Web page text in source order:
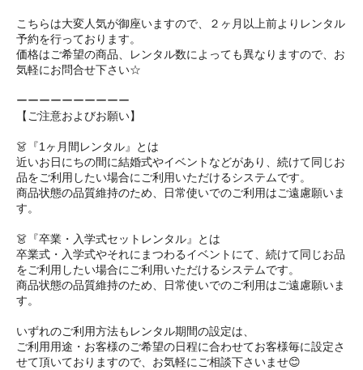
こちらは大変人気が御座いますので、２ヶ月以上前よりレンタル
予約を行っております。
価格はご希望の商品、レンタル数によっても異なりますので、お
気軽にお問合せ下さい☆
ーーーーーーーーーー
【ご注意およびお願い】
👗『1ヶ月間レンタル』とは
近いお日にちの間に結婚式やイベントなどがあり、続けて同じお
品をご利用したい場合にご利用いただけるシステムです。
商品状態の品質維持のため、日常使いでのご利用はご遠慮願いま
す。
👗『卒業・入学式セットレンタル』とは
卒業式・入学式やそれにまつわるイベントにて、続けて同じお品
をご利用したい場合にご利用いただけるシステムです。
商品状態の品質維持のため、日常使いでのご利用はご遠慮願いま
す。
いずれのご利用方法もレンタル期間の設定は、
ご利用用途・お客様のご希望の日程に合わせてお客様毎に設定さ
せて頂いておりますので、お気軽にご相談下さいませ😊